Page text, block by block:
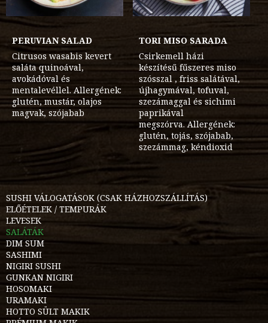
PERUVIAN SALAD
Citrusos wasabis kevert
saláta quinoával,
avokádóval és
mentalevéllel. Allergének:
glutén, mustár, olajos
magvak, szójabab
TORI MISO SARADA
Csirkemell házi
készítésű fűszeres miso
szósszal , friss salátával,
újhagymával, tofuval,
szezámaggal és sichimi
paprikával
megszórva. Allergének:
glutén, tojás, szójabab,
szezámmag, kéndioxid
SUSHI VÁLOGATÁSOK (CSAK HÁZHOZSZÁLLÍTÁS)
ELŐÉTELEK / TEMPURÁK
LEVESEK
SALÁTÁK
DIM SUM
SASHIMI
NIGIRI SUSHI
GUNKAN NIGIRI
HOSOMAKI
URAMAKI
HOTTO SÜLT MAKIK